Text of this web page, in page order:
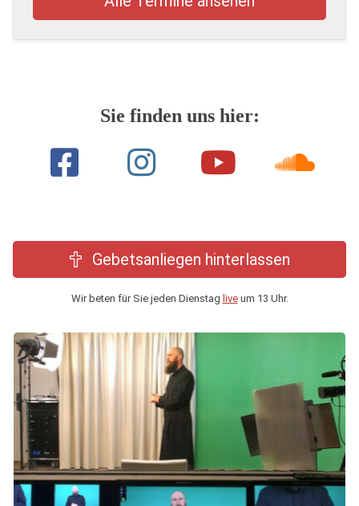
Sie finden uns hier:
Gebetsanliegen hinterlassen
Wir beten für Sie jeden Dienstag liveum 13 Uhr.